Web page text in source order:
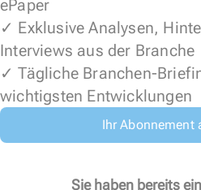
ePaper
✓ Exklusive Analysen,
Interviews aus der Branche
✓ Tägliche Branchen-
wichtigsten Entwicklungen
Ihr Abonnement
Sie haben bereits